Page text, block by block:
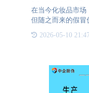
在当今化妆品市场
但随之而来的假冒
了打破这一困境，
溯源系统，旨在从
2026-05-10